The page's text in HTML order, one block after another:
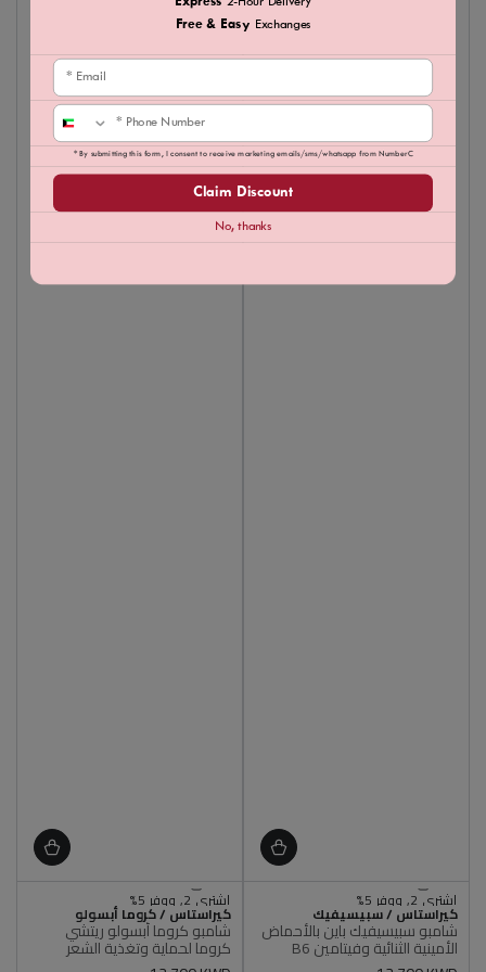
اشتري 2, ووفر 5%
اشتري 3, ووفر 7%
اشتري +5, ووفر 10%
متوفر
أصلي 100%
البائع
كيراستاس / سبيسيفيك
شامبو سبيسيفيك باين بالأحماض
الأمينية الثنائية وفيتامين B6
لتوازن الشعر
اشتري 2, ووفر 5%
اشتري 3, ووفر 7%
اشتري +5, ووفر 10%
متوفر
أصلي 100%
البائع
كيراستاس / كروما أبسولو
شامبو كروما أبسولو ريتشي
كروما لحماية وتغذية الشعر
Free & Easy Exchanges
Email
Phone
* By submitting this form, I consent to receive marketing emails/sms/whatsapp from NumberC
Claim Discount
No, thanks